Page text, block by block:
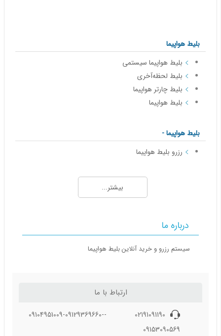
بلیط هواپیما
بلیط هواپیما سیستمی
بلیط لحظه‌آخری
بلیط چارتر هواپیما
بلیط هواپیما
بلیط هواپیما -
رزرو بلیط هواپیما
بلیط لحظه آخری چیست؟
نکات مربوط به خرید بلیط هواپیما
بلاگ گردشگری
10 مکان تاریخی برتر ترکیه که باید بازدید کنید
بیشتر...
درباره ما
سیستم رزرو و خرید آنلاین بلیط هواپیما
ارتباط با ما
02191091190 -09104951009-09129369660-
09153090569